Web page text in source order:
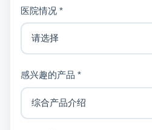
医院情况 *
感兴趣的产品 *